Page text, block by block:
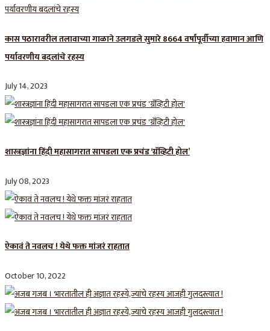
कास पठारावरील तलावाच्या गाळाने उलगडले सुमारे 8664 वर्षांपूर्वीच्या हवामान आणि
पर्यावरणीय बदलांचे रहस्य
July 14, 2023
शास्त्रज्ञांना हिंदी महासागरात सापडला एक प्रचंड ‘ग्रॅव्हिटी होल’
July 08, 2023
ऐकावं ते नवलच ! येथे फक्त मांजरं राहतात
October 10, 2022